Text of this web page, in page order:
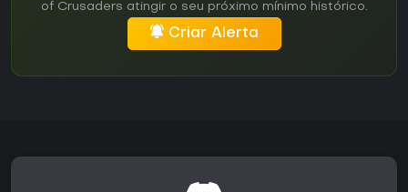
of Crusaders atingir o seu próximo mínimo histórico.
Criar Alerta